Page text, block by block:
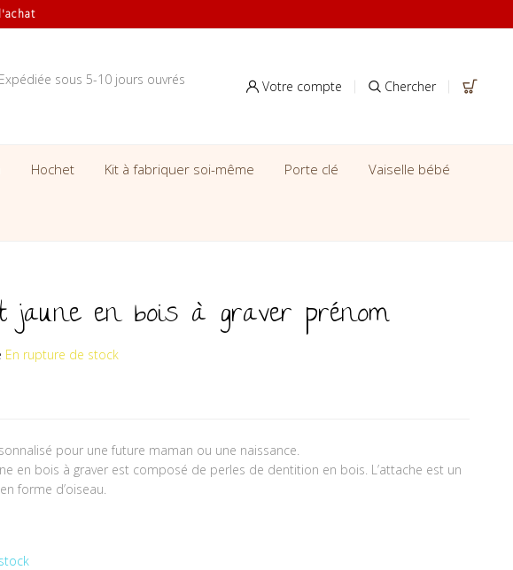
Expédiée sous 5-10 jours ouvrés Votre compte Chercher
Hochet Kit à fabriquer soi-même Porte clé Vaiselle bébé
jaune en bois à graver prénom
En rupture de stock
pour une future maman ou une naissance.
en bois à graver est composé de perles de dentition en bois. L’attache est un
forme d’oiseau.